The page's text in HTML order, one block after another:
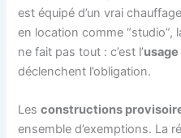
est équipé d’un vrai
en location comme “studio”,
ne fait pas tout : c’est l’usage
déclenchent l’obligation.
Lesconstructions
ensemble d’exemptions. La